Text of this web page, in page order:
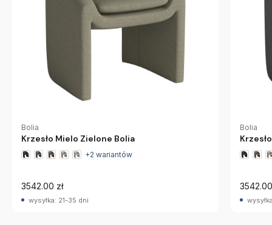
Bolia
Krzesło Mielo Zielone Bolia
+2 wariantów
3542.00 zł
wysyłka: 21-35 dni
Bolia